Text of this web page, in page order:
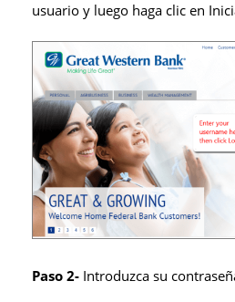
usuario y luego haga clic en
Paso 2- Introduzca su